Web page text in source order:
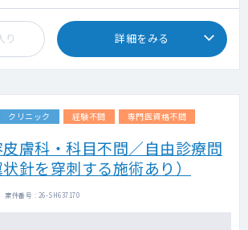
り 詳細をみる
クリニック 経験不問 専門医資格不問
膚科・科目不問／自由診療問
針を穿刺する施術あり）
案件番号 : 26-SH637170